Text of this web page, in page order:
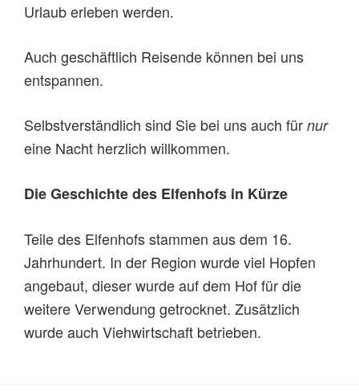
Urlaub erleben werden.
Auch geschäftlich Reisende können bei uns
entspannen.
Selbstverständlich sind Sie bei uns auch für nur
eine Nacht herzlich willkommen.
Die Geschichte des Elfenhofs in Kürze
Teile des Elfenhofs stammen aus dem 16.
Jahrhundert. In der Region wurde viel Hopfen
angebaut, dieser wurde auf dem Hof für die
weitere Verwendung getrocknet. Zusätzlich
wurde auch Viehwirtschaft betrieben.